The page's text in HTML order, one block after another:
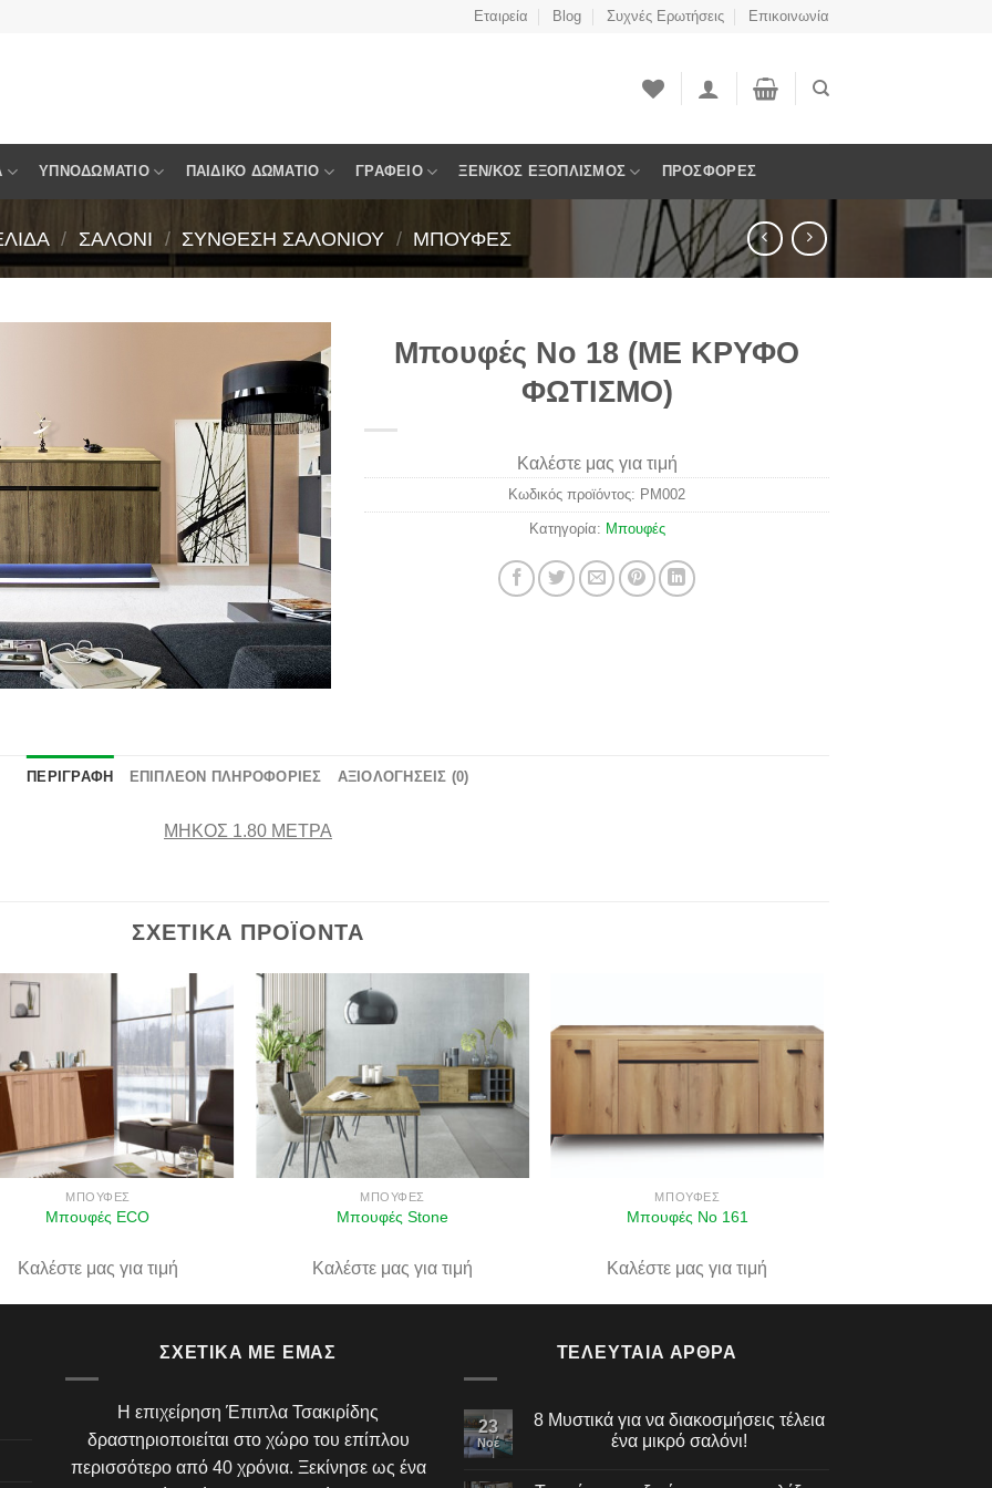
Εταιρεία Blog Συχνές Ερωτήσεις Επικοινωνία
ΥΠΝΟΔΩΜΆΤΙΟ ΠΑΙΔΙΚΌ ΔΩΜΆΤΙΟ ΓΡΑΦΕΊΟ ΞΕΝ/ΚΟΣ ΕΞΟΠΛΙΣΜΌΣ ΠΡΟΣΦΟΡΈΣ
/ ΣΑΛΌΝΙ / ΣΎΝΘΕΣΗ ΣΑΛΟΝΙΟΎ / ΜΠΟΥΦΈΣ
Πρόσθήκη
στην
λίστα
επιθυμιών
Μπουφές Νο 18 (ME ΚΡΥΦΟ
ΦΩΤΙΣΜΟ)
Καλέστε μας για τιμή
Κωδικός προϊόντος: PM002
Κατηγορία: Μπουφές
ΠΕΡΙΓΡΑΦΉ ΕΠΙΠΛΈΟΝ ΠΛΗΡΟΦΟΡΊΕΣ ΑΞΙΟΛΟΓΉΣΕΙΣ (0)
ΜΗΚΟΣ 1.80 ΜΕΤΡΑ
ΣΧΕΤΙΚΆ ΠΡΟΪΌΝΤΑ
Πρόσθήκη
στην λίστα
επιθυμιών
ΜΠΟΥΦΈΣ
Μπουφές ECO
Καλέστε μας για τιμή
Πρόσθήκη
στην λίστα
επιθυμιών
ΜΠΟΥΦΈΣ
Μπουφές Stone
Καλέστε μας για τιμή
στην λίστα
ΜΠΟΥΦΈΣ
Μπουφές Νο 161
Καλέστε μας για τιμή
ΣΧΕΤΙΚΆ ΜΕ ΕΜΆΣ
Η επιχείρηση Έπιπλα Τσακιρίδης
δραστηριοποιείται στο χώρο του επίπλου
περισσότερο από 40 χρόνια. Ξεκίνησε ως ένα
ΤΕΛΕΥΤΑΊΑ ΆΡΘΡΑ
23
Νοέ
8 Μυστικά για να διακοσμήσεις τέλεια
ένα μικρό σαλόνι!